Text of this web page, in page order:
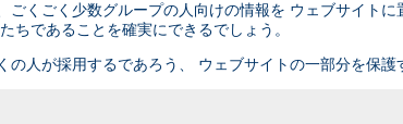
ごくごく少数グループの人向けの情報を ウェブサイト
ちであることを確実にできるでしょう。
の人が採用するであろう、 ウェブサイトの一部分を保